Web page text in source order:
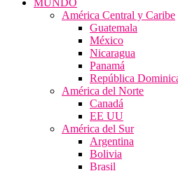
MUNDO
América Central y Caribe
Guatemala
México
Nicaragua
Panamá
República
América del Norte
Canadá
EE UU
América del Sur
Argentina
Bolivia
Brasil